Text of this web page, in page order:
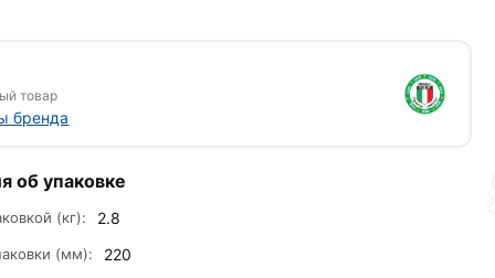
товар
бренда
об упаковке
(кг): 2.8
(мм): 220